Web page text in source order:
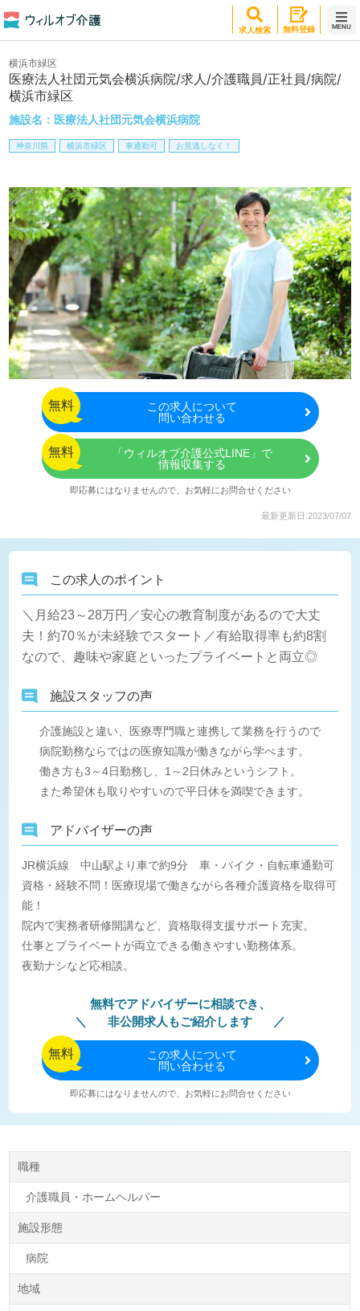
求人検索 無料登録 MENU
医療法人社団元気会横浜病院/求人/介護職員/正社員/病院/
横浜市緑区
施設名： 医療法人社団元気会横浜病院
横浜市緑区
神奈川県 横浜市緑区 車通勤可 お見逃しなく！
無料 この求人について
問い合わせる
無料
「ウィルオブ介護公式LINE」で
情報収集する
即応募にはなりませんので、お気軽にお問合せください
最新更新日:2023/07/07
この求人のポイント
＼月給23～28万円／安心の教育制度があるので大丈
夫！約70％が未経験でスタート／有給取得率も約8割
なので、趣味や家庭といったプライベートと両立◎
施設スタッフの声
介護施設と違い、医療専門職と連携して業務を行うので
病院勤務ならではの医療知識が働きながら学べます。
働き方も3～4日勤務し、1～2日休みというシフト。
また希望休も取りやすいので平日休を満喫できます。
アドバイザーの声
JR横浜線 中山駅より車で約9分 車・バイク・自転車通勤可
資格・経験不問！医療現場で働きながら各種介護資格を取得可
能！
院内で実務者研修開講など、資格取得支援サポート充実。
仕事とプライベートが両立できる働きやすい勤務体系。
夜勤ナシなど応相談。
無料でアドバイザーに相談でき、
非公開求人もご紹介します
無料 この求人について
問い合わせる
即応募にはなりませんので、お気軽にお問合せください
職種
介護職員・ホームヘルパー
施設形態
病院
地域